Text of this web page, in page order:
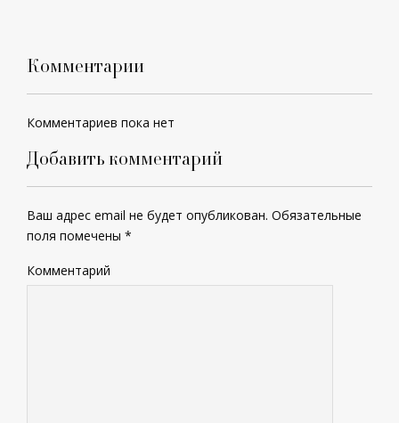
Комментарии
Комментариев пока нет
Добавить комментарий
Ваш адрес email не будет опубликован. Обязательные
поля помечены *
Комментарий